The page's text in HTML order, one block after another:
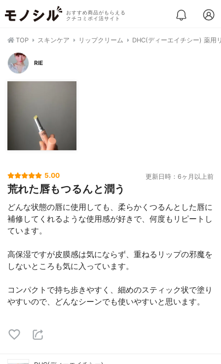
おすすめ商品がもらえる
クチコミポイ活サイト
TOP スキンケア リップクリーム DHC(ディーエイチシー) 薬用
RIE
5.00 更新日時：6ヶ月以上前
荒れた唇もつるんと潤う
どんな状態の唇に使用しても、柔らかくつるんとした唇に
補修してくれるような使用感が好きで、何度もリピートし
ています。
高保湿ですが皮膜感は気にならず、重ねるリップの邪魔を
しないところも気に入っています。
コンパクトで持ち歩きやすく、細めのスティック状で塗り
やすいので、どんなシーンでも使いやすいと思います。